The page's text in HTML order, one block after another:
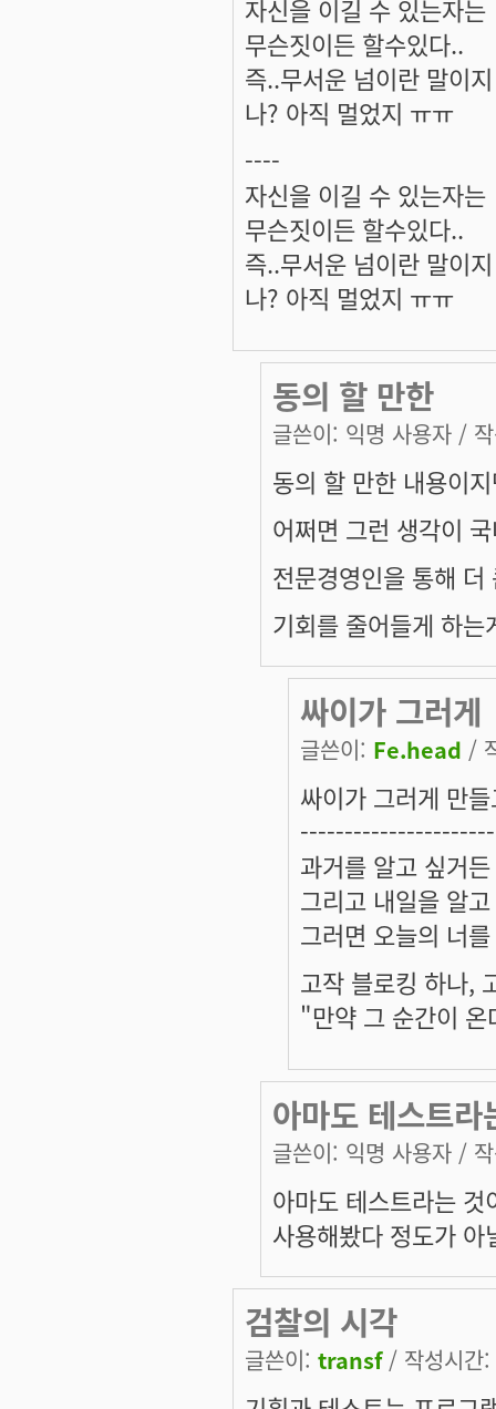
자신을 이길 수 있는자는
무슨짓이든 할수있다..
즉..무서운 넘이란 말이
나? 아직 멀었지 ㅠㅠ
----
자신을 이길 수 있는자는
무슨짓이든 할수있다..
즉..무서운 넘이란 말이
나? 아직 멀었지 ㅠㅠ
동의 할 만한
글쓴이: 익명 사용자 /
동의 할 만한 내용이
어쩌면 그런 생각이
전문경영인을 통해
기회를 줄어들게 하
싸이가 그러게
글쓴이: Fe.head /
싸이가 그러게 만
과거를 알고 싶거
그리고 내일을 알
그러면 오늘의 너
고작 블로킹 하나,
"만약 그 순간이
아마도 테스트라
글쓴이: 익명 사용자 /
아마도 테스트라는
사용해봤다 정도가
검찰의 시각
글쓴이: transf/ 작성시간